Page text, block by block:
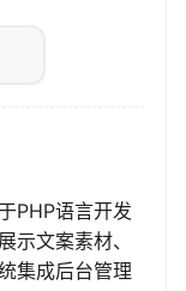
PHP语言开发
示文案素材、
集成后台管理